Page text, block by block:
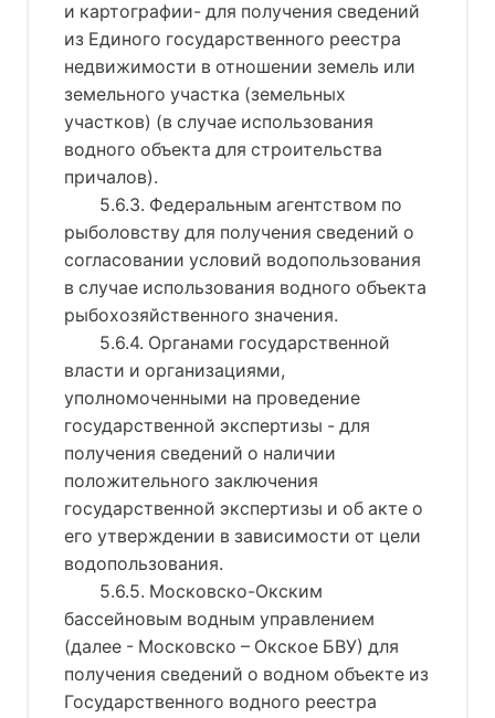
и картографии- для получения сведений
из Единого государственного реестра
недвижимости в отношении земель или
земельного участка (земельных
участков) (в случае использования
водного объекта для строительства
причалов).
5.6.3. Федеральным агентством по
рыболовству для получения сведений о
согласовании условий водопользования
в случае использования водного объекта
рыбохозяйственного значения.
5.6.4. Органами государственной
власти и организациями,
уполномоченными на проведение
государственной экспертизы - для
получения сведений о наличии
положительного заключения
государственной экспертизы и об акте о
его утверждении в зависимости от цели
водопользования.
5.6.5. Московско-Окским
бассейновым водным управлением
(далее - Московско – Окское БВУ) для
получения сведений о водном объекте из
Государственного водного реестра